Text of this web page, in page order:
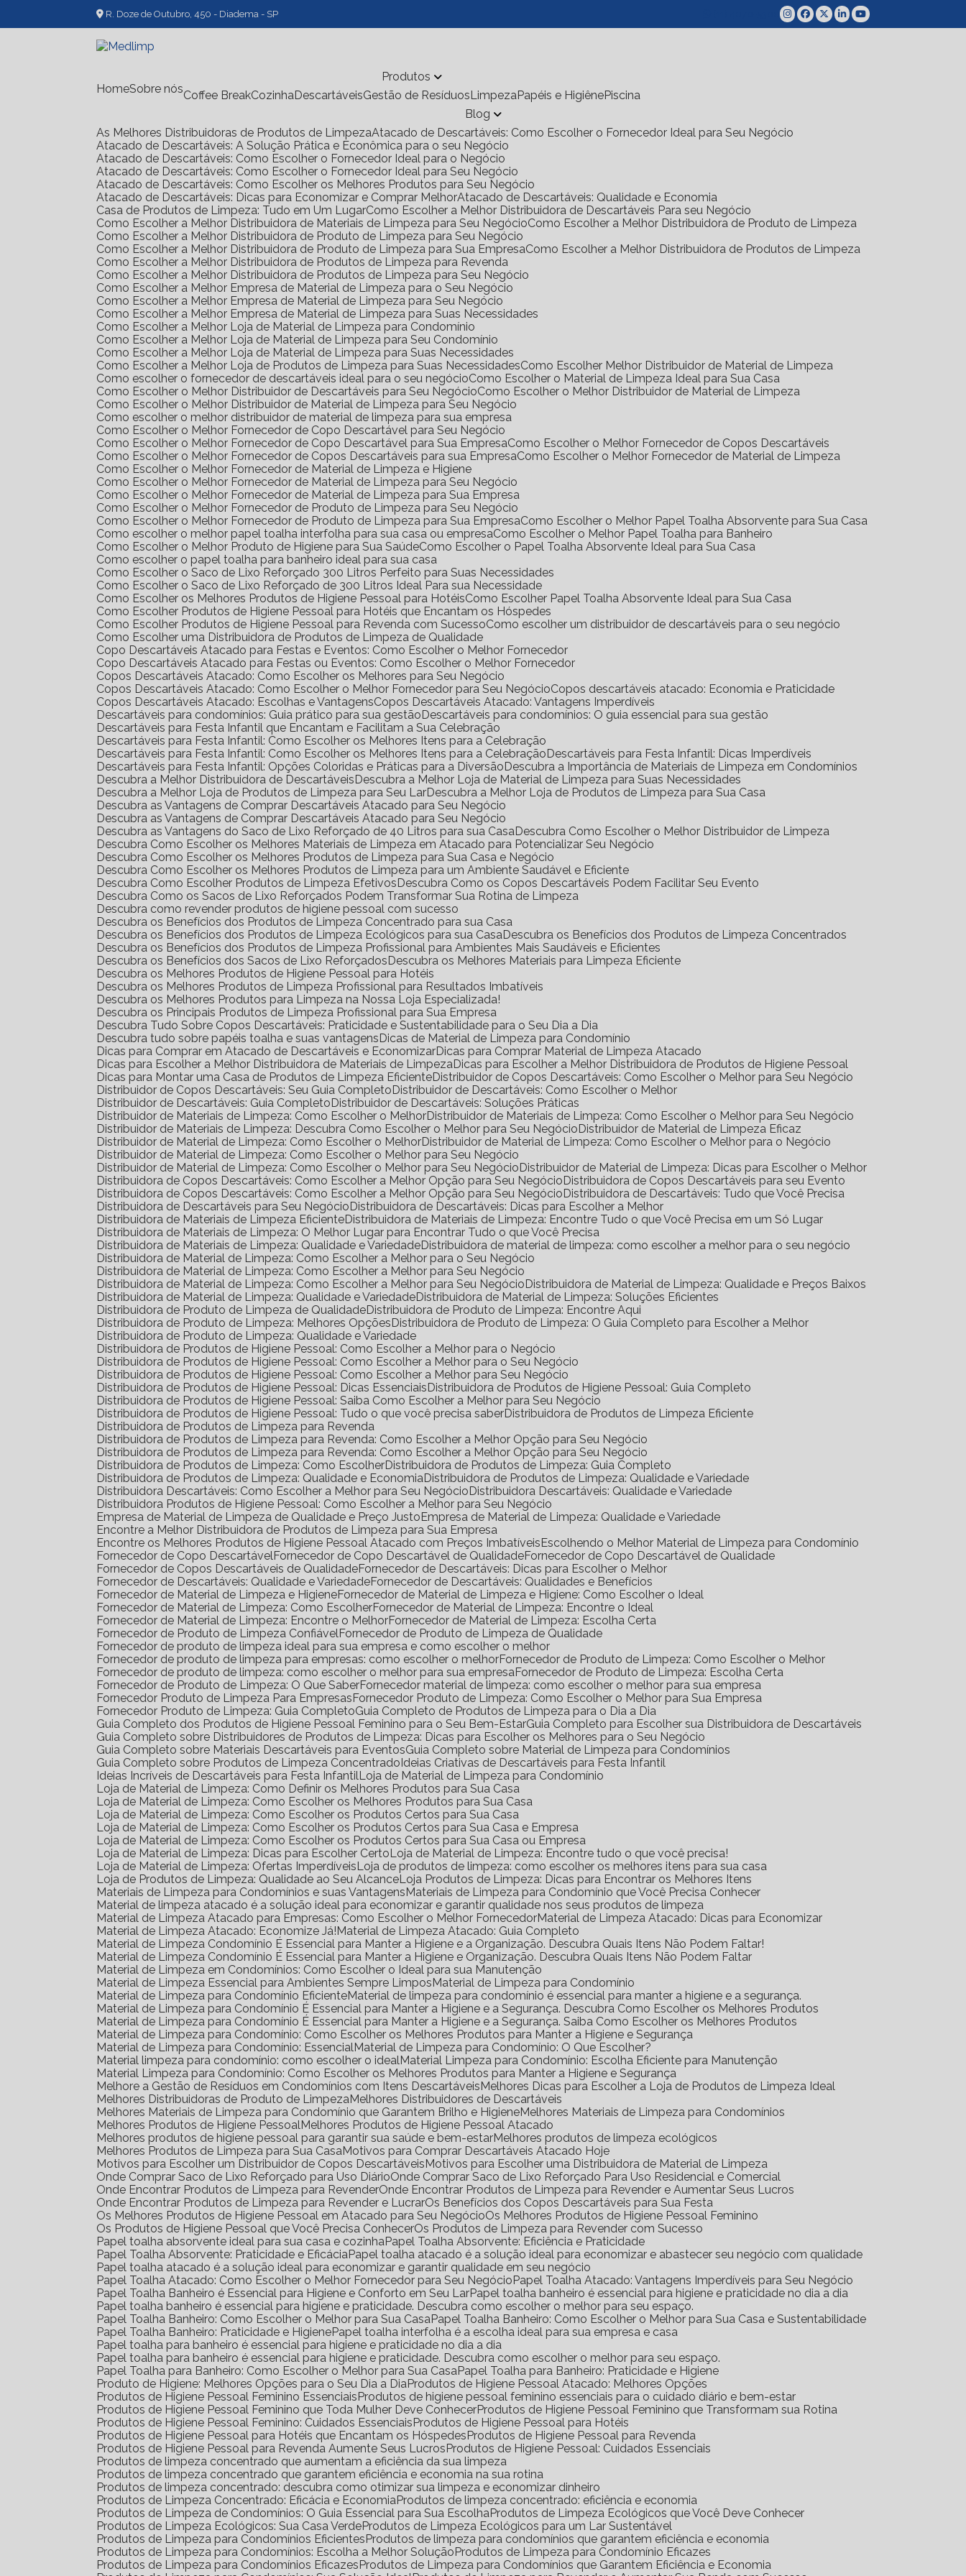
R. Doze de Outubro, 450 - Diadema - SP
Home Sobre nós
Produtos
Coffee Break
Cozinha Descartáveis Gestão de Resíduos Limpeza Papéis e Higiêne Piscina
Blog
As Melhores Distribuidoras de Produtos de Limpeza Atacado de Descartáveis: Como Escolher o Fornecedor Ideal para Seu Negócio
Atacado de Descartáveis: A Solução Prática e Econômica para o seu Negócio
Atacado de Descartáveis: Como Escolher o Fornecedor Ideal para o Negócio
Atacado de Descartáveis: Como Escolher o Fornecedor Ideal para Seu Negócio
Atacado de Descartáveis: Como Escolher os Melhores Produtos para Seu Negócio
Atacado de Descartáveis: Dicas para Economizar e Comprar Melhor Atacado de Descartáveis: Qualidade e Economia
Casa de Produtos de Limpeza: Tudo em Um Lugar
Como Escolher a Melhor Distribuidora de Descartáveis Para seu Negócio
Como Escolher a Melhor Distribuidora de Materiais de Limpeza para Seu Negócio
Como Escolher a Melhor Distribuidora de Produto de Limpeza
Como Escolher a Melhor Distribuidora de Produto de Limpeza para Seu Negócio
Como Escolher a Melhor Distribuidora de Produto de Limpeza para Sua Empresa
Como Escolher a Melhor Distribuidora de Produtos de Limpeza
Como Escolher a Melhor Distribuidora de Produtos de Limpeza para Revenda
Como Escolher a Melhor Distribuidora de Produtos de Limpeza para Seu Negócio
Como Escolher a Melhor Empresa de Material de Limpeza para o Seu Negócio
Como Escolher a Melhor Empresa de Material de Limpeza para Seu Negócio
Como Escolher a Melhor Empresa de Material de Limpeza para Suas Necessidades
Como Escolher a Melhor Loja de Material de Limpeza para Condomínio
Como Escolher a Melhor Loja de Material de Limpeza para Seu Condomínio
Como Escolher a Melhor Loja de Material de Limpeza para Suas Necessidades
Como Escolher a Melhor Loja de Produtos de Limpeza para Suas Necessidades
Como Escolher Melhor Distribuidor de Material de Limpeza
Como escolher o fornecedor de descartáveis ideal para o seu negócio
Como Escolher o Material de Limpeza Ideal para Sua Casa
Como Escolher o Melhor Distribuidor de Descartáveis para Seu Negócio
Como Escolher o Melhor Distribuidor de Material de Limpeza
Como Escolher o Melhor Distribuidor de Material de Limpeza para Seu Negócio
Como escolher o melhor distribuidor de material de limpeza para sua empresa
Como Escolher o Melhor Fornecedor de Copo Descartável para Seu Negócio
Como Escolher o Melhor Fornecedor de Copo Descartável para Sua Empresa
Como Escolher o Melhor Fornecedor de Copos Descartáveis
Como Escolher o Melhor Fornecedor de Copos Descartáveis para sua Empresa
Como Escolher o Melhor Fornecedor de Material de Limpeza
Como Escolher o Melhor Fornecedor de Material de Limpeza e Higiene
Como Escolher o Melhor Fornecedor de Material de Limpeza para Seu Negócio
Como Escolher o Melhor Fornecedor de Material de Limpeza para Sua Empresa
Como Escolher o Melhor Fornecedor de Produto de Limpeza para Seu Negócio
Como Escolher o Melhor Fornecedor de Produto de Limpeza para Sua Empresa
Como Escolher o Melhor Papel Toalha Absorvente para Sua Casa
Como escolher o melhor papel toalha interfolha para sua casa ou empresa
Como Escolher o Melhor Papel Toalha para Banheiro
Como Escolher o Melhor Produto de Higiene para Sua Saúde
Como Escolher o Papel Toalha Absorvente Ideal para Sua Casa
Como escolher o papel toalha para banheiro ideal para sua casa
Como Escolher o Saco de Lixo Reforçado 300 Litros Perfeito para Suas Necessidades
Como Escolher o Saco de Lixo Reforçado de 300 Litros Ideal Para sua Necessidade
Como Escolher os Melhores Produtos de Higiene Pessoal para Hotéis
Como Escolher Papel Toalha Absorvente Ideal para Sua Casa
Como Escolher Produtos de Higiene Pessoal para Hotéis que Encantam os Hóspedes
Como Escolher Produtos de Higiene Pessoal para Revenda com Sucesso
Como escolher um distribuidor de descartáveis para o seu negócio
Como Escolher uma Distribuidora de Produtos de Limpeza de Qualidade
Copo Descartáveis Atacado para Festas e Eventos: Como Escolher o Melhor Fornecedor
Copo Descartáveis Atacado para Festas ou Eventos: Como Escolher o Melhor Fornecedor
Copos Descartáveis Atacado: Como Escolher os Melhores para Seu Negócio
Copos Descartáveis Atacado: Como Escolher o Melhor Fornecedor para Seu Negócio
Copos descartáveis atacado: Economia e Praticidade
Copos Descartáveis Atacado: Escolhas e Vantagens
Copos Descartáveis Atacado: Vantagens Imperdíveis
Descartáveis para condomínios: Guia prático para sua gestão
Descartáveis para condomínios: O guia essencial para sua gestão
Descartáveis para Festa Infantil que Encantam e Facilitam a Sua Celebração
Descartáveis para Festa Infantil: Como Escolher os Melhores Itens para a Celebração
Descartáveis para Festa Infantil: Como Escolher os Melhores Itens para a Celebração
Descartáveis para Festa Infantil: Dicas Imperdíveis
Descartáveis para Festa Infantil: Opções Coloridas e Práticas para a Diversão
Descubra a Importância de Materiais de Limpeza em Condomínios
Descubra a Melhor Distribuidora de Descartáveis
Descubra a Melhor Loja de Material de Limpeza para Suas Necessidades
Descubra a Melhor Loja de Produtos de Limpeza para Seu Lar
Descubra a Melhor Loja de Produtos de Limpeza para Sua Casa
Descubra as Vantagens de Comprar Descartáveis Atacado para Seu Negócio
Descubra as Vantagens de Comprar Descartáveis Atacado para Seu Negócio
Descubra as Vantagens do Saco de Lixo Reforçado de 40 Litros para sua Casa
Descubra Como Escolher o Melhor Distribuidor de Limpeza
Descubra Como Escolher os Melhores Materiais de Limpeza em Atacado para Potencializar Seu Negócio
Descubra Como Escolher os Melhores Produtos de Limpeza para Sua Casa e Negócio
Descubra Como Escolher os Melhores Produtos de Limpeza para um Ambiente Saudável e Eficiente
Descubra Como Escolher Produtos de Limpeza Efetivos
Descubra Como os Copos Descartáveis Podem Facilitar Seu Evento
Descubra Como os Sacos de Lixo Reforçados Podem Transformar Sua Rotina de Limpeza
Descubra como revender produtos de higiene pessoal com sucesso
Descubra os Benefícios dos Produtos de Limpeza Concentrado para sua Casa
Descubra os Benefícios dos Produtos de Limpeza Ecológicos para sua Casa
Descubra os Benefícios dos Produtos de Limpeza Concentrados
Descubra os Benefícios dos Produtos de Limpeza Profissional para Ambientes Mais Saudáveis e Eficientes
Descubra os Benefícios dos Sacos de Lixo Reforçados
Descubra os Melhores Materiais para Limpeza Eficiente
Descubra os Melhores Produtos de Higiene Pessoal para Hotéis
Descubra os Melhores Produtos de Limpeza Profissional para Resultados Imbatíveis
Descubra os Melhores Produtos para Limpeza na Nossa Loja Especializada!
Descubra os Principais Produtos de Limpeza Profissional para Sua Empresa
Descubra Tudo Sobre Copos Descartáveis: Praticidade e Sustentabilidade para o Seu Dia a Dia
Descubra tudo sobre papéis toalha e suas vantagens
Dicas de Material de Limpeza para Condomínio
Dicas para Comprar em Atacado de Descartáveis e Economizar
Dicas para Comprar Material de Limpeza Atacado
Dicas para Escolher a Melhor Distribuidora de Materiais de Limpeza
Dicas para Escolher a Melhor Distribuidora de Produtos de Higiene Pessoal
Dicas para Montar uma Casa de Produtos de Limpeza Eficiente
Distribuidor de Copos Descartáveis: Como Escolher o Melhor para Seu Negócio
Distribuidor de Copos Descartáveis: Seu Guia Completo
Distribuidor de Descartáveis: Como Escolher o Melhor
Distribuidor de Descartáveis: Guia Completo
Distribuidor de Descartáveis: Soluções Práticas
Distribuidor de Materiais de Limpeza: Como Escolher o Melhor
Distribuidor de Materiais de Limpeza: Como Escolher o Melhor para Seu Negócio
Distribuidor de Materiais de Limpeza: Descubra Como Escolher o Melhor para Seu Negócio
Distribuidor de Material de Limpeza Eficaz
Distribuidor de Material de Limpeza: Como Escolher o Melhor
Distribuidor de Material de Limpeza: Como Escolher o Melhor para o Negócio
Distribuidor de Material de Limpeza: Como Escolher o Melhor para Seu Negócio
Distribuidor de Material de Limpeza: Como Escolher o Melhor para Seu Negócio
Distribuidor de Material de Limpeza: Dicas para Escolher o Melhor
Distribuidora de Copos Descartáveis: Como Escolher a Melhor Opção para Seu Negócio
Distribuidora de Copos Descartáveis para seu Evento
Distribuidora de Copos Descartáveis: Como Escolher a Melhor Opção para Seu Negócio
Distribuidora de Descartáveis: Tudo que Você Precisa
Distribuidora de Descartáveis para Seu Negócio
Distribuidora de Descartáveis: Dicas para Escolher a Melhor
Distribuidora de Materiais de Limpeza Eficiente
Distribuidora de Materiais de Limpeza: Encontre Tudo o que Você Precisa em um Só Lugar
Distribuidora de Materiais de Limpeza: O Melhor Lugar para Encontrar Tudo o que Você Precisa
Distribuidora de Materiais de Limpeza: Qualidade e Variedade
Distribuidora de material de limpeza: como escolher a melhor para o seu negócio
Distribuidora de Material de Limpeza: Como Escolher a Melhor para o Seu Negócio
Distribuidora de Material de Limpeza: Como Escolher a Melhor para Seu Negócio
Distribuidora de Material de Limpeza: Como Escolher a Melhor para Seu Negócio
Distribuidora de Material de Limpeza: Qualidade e Preços Baixos
Distribuidora de Material de Limpeza: Qualidade e Variedade
Distribuidora de Material de Limpeza: Soluções Eficientes
Distribuidora de Produto de Limpeza de Qualidade
Distribuidora de Produto de Limpeza: Encontre Aqui
Distribuidora de Produto de Limpeza: Melhores Opções
Distribuidora de Produto de Limpeza: O Guia Completo para Escolher a Melhor
Distribuidora de Produto de Limpeza: Qualidade e Variedade
Distribuidora de Produtos de Higiene Pessoal: Como Escolher a Melhor para o Negócio
Distribuidora de Produtos de Higiene Pessoal: Como Escolher a Melhor para o Seu Negócio
Distribuidora de Produtos de Higiene Pessoal: Como Escolher a Melhor para Seu Negócio
Distribuidora de Produtos de Higiene Pessoal: Dicas Essenciais
Distribuidora de Produtos de Higiene Pessoal: Guia Completo
Distribuidora de Produtos de Higiene Pessoal: Saiba Como Escolher a Melhor para Seu Negócio
Distribuidora de Produtos de Higiene Pessoal: Tudo o que você precisa saber
Distribuidora de Produtos de Limpeza Eficiente
Distribuidora de Produtos de Limpeza para Revenda
Distribuidora de Produtos de Limpeza para Revenda: Como Escolher a Melhor Opção para Seu Negócio
Distribuidora de Produtos de Limpeza para Revenda: Como Escolher a Melhor Opção para Seu Negócio
Distribuidora de Produtos de Limpeza: Como Escolher
Distribuidora de Produtos de Limpeza: Guia Completo
Distribuidora de Produtos de Limpeza: Qualidade e Economia
Distribuidora de Produtos de Limpeza: Qualidade e Variedade
Distribuidora Descartáveis: Como Escolher a Melhor para Seu Negócio
Distribuidora Descartáveis: Qualidade e Variedade
Distribuidora Produtos de Higiene Pessoal: Como Escolher a Melhor para Seu Negócio
Empresa de Material de Limpeza de Qualidade e Preço Justo
Empresa de Material de Limpeza: Qualidade e Variedade
Encontre a Melhor Distribuidora de Produtos de Limpeza para Sua Empresa
Encontre os Melhores Produtos de Higiene Pessoal Atacado com Preços Imbatíveis
Escolhendo o Melhor Material de Limpeza para Condomínio
Fornecedor de Copo Descartável Fornecedor de Copo Descartável de Qualidade Fornecedor de Copo Descartável de Qualidade
Fornecedor de Copos Descartáveis de Qualidade Fornecedor de Descartáveis: Dicas para Escolher o Melhor
Fornecedor de Descartáveis: Qualidade e Variedade Fornecedor de Descartáveis: Qualidades e Benefícios
Fornecedor de Material de Limpeza e Higiene Fornecedor de Material de Limpeza e Higiene: Como Escolher o Ideal
Fornecedor de Material de Limpeza: Como Escolher Fornecedor de Material de Limpeza: Encontre o Ideal
Fornecedor de Material de Limpeza: Encontre o Melhor Fornecedor de Material de Limpeza: Escolha Certa
Fornecedor de Produto de Limpeza Confiável Fornecedor de Produto de Limpeza de Qualidade
Fornecedor de produto de limpeza ideal para sua empresa e como escolher o melhor
Fornecedor de produto de limpeza para empresas: como escolher o melhor Fornecedor de Produto de Limpeza: Como Escolher o Melhor
Fornecedor de produto de limpeza: como escolher o melhor para sua empresa Fornecedor de Produto de Limpeza: Escolha Certa
Fornecedor de Produto de Limpeza: O Que Saber Fornecedor material de limpeza: como escolher o melhor para sua empresa
Fornecedor Produto de Limpeza Para Empresas Fornecedor Produto de Limpeza: Como Escolher o Melhor para Sua Empresa
Fornecedor Produto de Limpeza: Guia Completo
Guia Completo de Produtos de Limpeza para o Dia a Dia
Guia Completo dos Produtos de Higiene Pessoal Feminino para o Seu Bem-Estar
Guia Completo para Escolher sua Distribuidora de Descartáveis
Guia Completo sobre Distribuidores de Produtos de Limpeza: Dicas para Escolher os Melhores para o Seu Negócio
Guia Completo sobre Materiais Descartáveis para Eventos
Guia Completo sobre Material de Limpeza para Condomínios
Guia Completo sobre Produtos de Limpeza Concentrado Ideias Criativas de Descartáveis para Festa Infantil
Ideias Incríveis de Descartáveis para Festa Infantil Loja de Material de Limpeza para Condomínio
Loja de Material de Limpeza: Como Definir os Melhores Produtos para Sua Casa
Loja de Material de Limpeza: Como Escolher os Melhores Produtos para Sua Casa
Loja de Material de Limpeza: Como Escolher os Produtos Certos para Sua Casa
Loja de Material de Limpeza: Como Escolher os Produtos Certos para Sua Casa e Empresa
Loja de Material de Limpeza: Como Escolher os Produtos Certos para Sua Casa ou Empresa
Loja de Material de Limpeza: Dicas para Escolher Certo
Loja de Material de Limpeza: Encontre tudo o que você precisa!
Loja de Material de Limpeza: Ofertas Imperdíveis
Loja de produtos de limpeza: como escolher os melhores itens para sua casa
Loja de Produtos de Limpeza: Qualidade ao Seu Alcance Loja Produtos de Limpeza: Dicas para Encontrar os Melhores Itens
Materiais de Limpeza para Condomínios e suas Vantagens
Materiais de Limpeza para Condomínio que Você Precisa Conhecer
Material de limpeza atacado é a solução ideal para economizar e garantir qualidade nos seus produtos de limpeza
Material de Limpeza Atacado para Empresas: Como Escolher o Melhor Fornecedor
Material de Limpeza Atacado: Dicas para Economizar
Material de Limpeza Atacado: Economize Já!
Material de Limpeza Atacado: Guia Completo
Material de Limpeza Condomínio É Essencial para Manter a Higiene e a Organização. Descubra Quais Itens Não Podem Faltar!
Material de Limpeza Condomínio É Essencial para Manter a Higiene e Organização. Descubra Quais Itens Não Podem Faltar
Material de Limpeza em Condomínios: Como Escolher o Ideal para sua Manutenção
Material de Limpeza Essencial para Ambientes Sempre Limpos
Material de Limpeza para Condomínio
Material de Limpeza para Condomínio Eficiente
Material de limpeza para condomínio é essencial para manter a higiene e a segurança.
Material de Limpeza para Condomínio É Essencial para Manter a Higiene e a Segurança. Descubra Como Escolher os Melhores Produtos
Material de Limpeza para Condomínio É Essencial para Manter a Higiene e a Segurança. Saiba Como Escolher os Melhores Produtos
Material de Limpeza para Condomínio: Como Escolher os Melhores Produtos para Manter a Higiene e Segurança
Material de Limpeza para Condomínio: Essencial
Material de Limpeza para Condomínio: O Que Escolher?
Material limpeza para condomínio: como escolher o ideal
Material Limpeza para Condomínio: Escolha Eficiente para Manutenção
Material Limpeza para Condomínio: Como Escolher os Melhores Produtos para Manter a Higiene e Segurança
Melhore a Gestão de Resíduos em Condomínios com Itens Descartáveis
Melhores Dicas para Escolher a Loja de Produtos de Limpeza Ideal
Melhores Distribuidoras de Produto de Limpeza
Melhores Distribuidores de Descartáveis
Melhores Materiais de Limpeza para Condomínio que Garantem Brilho e Higiene
Melhores Materiais de Limpeza para Condomínios
Melhores Produtos de Higiene Pessoal
Melhores Produtos de Higiene Pessoal Atacado
Melhores produtos de higiene pessoal para garantir sua saúde e bem-estar
Melhores produtos de limpeza ecológicos
Melhores Produtos de Limpeza para Sua Casa
Motivos para Comprar Descartáveis Atacado Hoje
Motivos para Escolher um Distribuidor de Copos Descartáveis
Motivos para Escolher uma Distribuidora de Material de Limpeza
Onde Comprar Saco de Lixo Reforçado para Uso Diário
Onde Comprar Saco de Lixo Reforçado Para Uso Residencial e Comercial
Onde Encontrar Produtos de Limpeza para Revender
Onde Encontrar Produtos de Limpeza para Revender e Aumentar Seus Lucros
Onde Encontrar Produtos de Limpeza para Revender e Lucrar
Os Benefícios dos Copos Descartáveis para Sua Festa
Os Melhores Produtos de Higiene Pessoal em Atacado para Seu Negócio
Os Melhores Produtos de Higiene Pessoal Feminino
Os Produtos de Higiene Pessoal que Você Precisa Conhecer
Os Produtos de Limpeza para Revender com Sucesso
Papel toalha absorvente ideal para sua casa e cozinha Papel Toalha Absorvente: Eficiência e Praticidade
Papel Toalha Absorvente: Praticidade e Eficácia Papel toalha atacado é a solução ideal para economizar e abastecer seu negócio com qualidade
Papel toalha atacado é a solução ideal para economizar e garantir qualidade em seu negócio
Papel Toalha Atacado: Como Escolher o Melhor Fornecedor para Seu Negócio
Papel Toalha Atacado: Vantagens Imperdíveis para Seu Negócio
Papel Toalha Banheiro é Essencial para Higiene e Conforto em Seu Lar Papel toalha banheiro é essencial para higiene e praticidade no dia a dia
Papel toalha banheiro é essencial para higiene e praticidade. Descubra como escolher o melhor para seu espaço.
Papel Toalha Banheiro: Como Escolher o Melhor para Sua Casa Papel Toalha Banheiro: Como Escolher o Melhor para Sua Casa e Sustentabilidade
Papel Toalha Banheiro: Praticidade e Higiene Papel toalha interfolha é a escolha ideal para sua empresa e casa
Papel toalha para banheiro é essencial para higiene e praticidade no dia a dia
Papel toalha para banheiro é essencial para higiene e praticidade. Descubra como escolher o melhor para seu espaço.
Papel Toalha para Banheiro: Como Escolher o Melhor para Sua Casa Papel Toalha para Banheiro: Praticidade e Higiene
Produto de Higiene: Melhores Opções para o Seu Dia a Dia Produtos de Higiene Pessoal Atacado: Melhores Opções
Produtos de Higiene Pessoal Feminino Essenciais
Produtos de higiene pessoal feminino essenciais para o cuidado diário e bem-estar
Produtos de Higiene Pessoal Feminino que Toda Mulher Deve Conhecer Produtos de Higiene Pessoal Feminino que Transformam sua Rotina
Produtos de Higiene Pessoal Feminino: Cuidados Essenciais
Produtos de Higiene Pessoal para Hotéis
Produtos de Higiene Pessoal para Hotéis que Encantam os Hóspedes
Produtos de Higiene Pessoal para Revenda
Produtos de Higiene Pessoal para Revenda Aumente Seus Lucros
Produtos de Higiene Pessoal: Cuidados Essenciais
Produtos de limpeza concentrado que aumentam a eficiência da sua limpeza
Produtos de limpeza concentrado que garantem eficiência e economia na sua rotina
Produtos de limpeza concentrado: descubra como otimizar sua limpeza e economizar dinheiro
Produtos de Limpeza Concentrado: Eficácia e Economia Produtos de limpeza concentrado: eficiência e economia
Produtos de Limpeza de Condomínios: O Guia Essencial para Sua Escolha Produtos de Limpeza Ecológicos que Você Deve Conhecer
Produtos de Limpeza Ecológicos: Sua Casa Verde Produtos de Limpeza Ecológicos para um Lar Sustentável
Produtos de Limpeza para Condomínios Eficientes
Produtos de limpeza para condomínios que garantem eficiência e economia
Produtos de Limpeza para Condomínios: Escolha a Melhor Solução
Produtos de Limpeza para Condomínio Eficazes
Produtos de Limpeza para Condomínios Eficazes
Produtos de Limpeza para Condomínios que Garantem Eficiência e Economia